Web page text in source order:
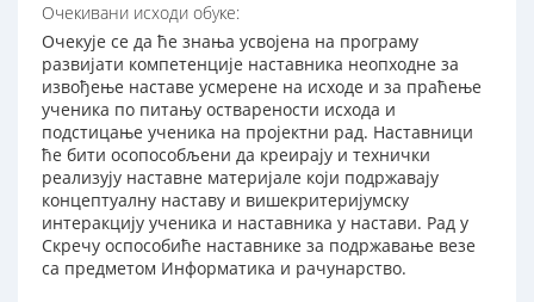
Очекивани исходи обуке:
Очекује се да ће знања усвојена на програму
развијати компетенције наставника неопходне за
извођење наставе усмерене на исходе и за праћење
ученика по питању остварености исхода и
подстицање ученика на пројектни рад. Наставници
ће бити осопособљени да креирају и технички
реализују наставне материјале који подржавају
концептуалну наставу и вишекритеријумску
интеракцију ученика и наставника у настави. Рад у
Скречу оспособиће наставнике за подржавање везе
са предметом Информатика и рачунарство.